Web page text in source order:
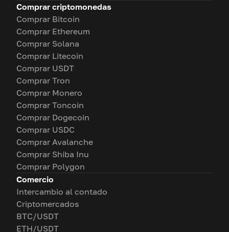
Comprar criptomonedas
Comprar Bitcoin
Comprar Ethereum
Comprar Solana
Comprar Litecoin
Comprar USDT
Comprar Tron
Comprar Monero
Comprar Toncoin
Comprar Dogecoin
Comprar USDC
Comprar Avalanche
Comprar Shiba Inu
Comprar Polygon
Comercio
Intercambio al contado
Criptomercados
BTC/USDT
ETH/USDT